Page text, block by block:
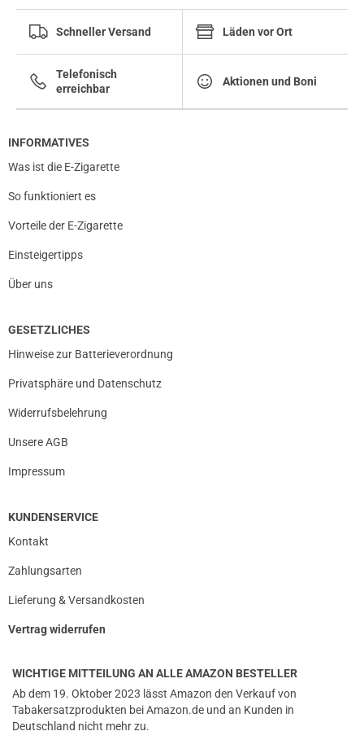
Schneller Versand Läden vor Ort
Telefonisch
erreichbar
Aktionen und Boni
INFORMATIVES
Was ist die E-Zigarette
So funktioniert es
Vorteile der E-Zigarette
Einsteigertipps
Über uns
GESETZLICHES
Hinweise zur Batterieverordnung
Privatsphäre und Datenschutz
Widerrufsbelehrung
Unsere AGB
Impressum
KUNDENSERVICE
Kontakt
Zahlungsarten
Lieferung & Versandkosten
Vertrag widerrufen
WICHTIGE MITTEILUNG AN ALLE AMAZON BESTELLER
Ab dem 19. Oktober 2023 lässt Amazon den Verkauf von
Tabakersatzprodukten bei Amazon.de und an Kunden in
Deutschland nicht mehr zu.